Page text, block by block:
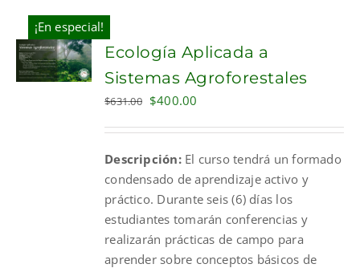
¡En especial!
ADD TO
CART
Ecología Aplicada a
Sistemas Agroforestales
$631.00 Original
$631.00.
$400.00
$400.00.
Descripción:El curso tendrá un formado
condensado de aprendizaje activo y
práctico. Durante seis (6) días los
estudiantes tomarán conferencias y
realizarán prácticas de campo para
aprender sobre conceptos básicos de